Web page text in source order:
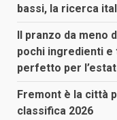
bassi, la ricerca
Il pranzo da
pochi ingredienti
perfetto per
Fremont è la città
classifica 2026